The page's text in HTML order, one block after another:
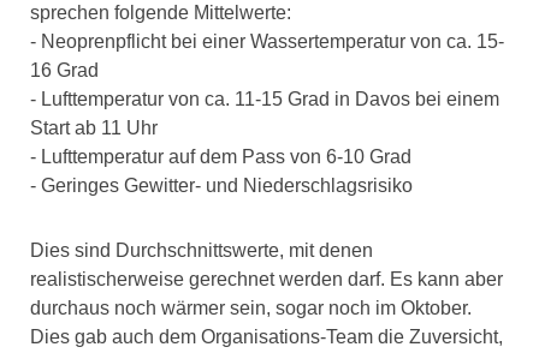
sprechen folgende Mittelwerte:
- Neoprenpflicht bei einer Wassertemperatur von ca. 15-
16 Grad
- Lufttemperatur von ca. 11-15 Grad in Davos bei einem
Start ab 11 Uhr
- Lufttemperatur auf dem Pass von 6-10 Grad
- Geringes Gewitter- und Niederschlagsrisiko
Dies sind Durchschnittswerte, mit denen
realistischerweise gerechnet werden darf. Es kann aber
durchaus noch wärmer sein, sogar noch im Oktober.
Dies gab auch dem Organisations-Team die Zuversicht,